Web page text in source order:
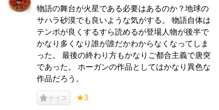
物語の舞台が火星である必要はあるのか？地球の
サハラ砂漠でも良いような気がする。 物語自体は
テンポが良くするすら読めるが登場人物が後半で
かなり多くなり誰が誰だかわからなくなってしま
った。 最後の終わり方もかなりご都合主義で唐突
であった。 ホーガンの作品としてはかなり異色な
作品だろう。
ナイス ★3